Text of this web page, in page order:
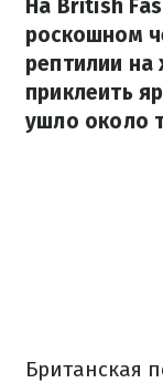
На British
роскошном
рептилии на
приклеить
ушло около
Британская